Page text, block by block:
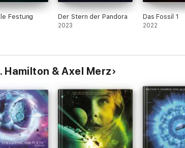
Festung Der Stern der Pandora
2023
Das Fossil 1
2022
Hamilton & Axel Merz